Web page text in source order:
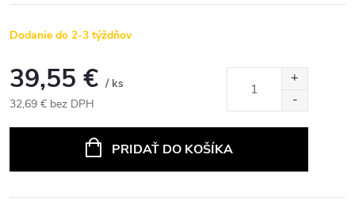
Dodanie do 2-3 týždňov
39,55 € / ks
32,69 € bez DPH
PRIDAŤ DO KOŠÍKA